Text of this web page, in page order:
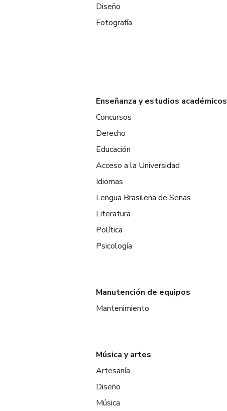
Diseño
Fotografía
Enseñanza y estudios académicos
Concursos
Derecho
Educación
Acceso a la Universidad
Idiomas
Lengua Brasileña de Señas
Literatura
Política
Psicología
Manutención de equipos
Mantenimiento
Música y artes
Artesanía
Diseño
Música